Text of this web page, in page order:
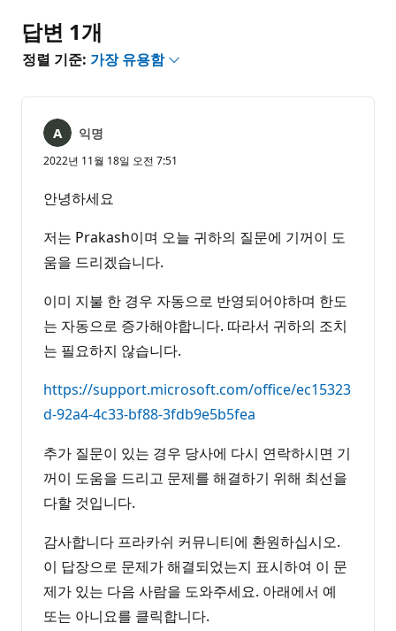
음
답변 1개
정렬 기준: 가장 유용함
익명
2022년 11월 18일 오전 7:51
안녕하세요
저는 Prakash이며 오늘 귀하의 질문에 기꺼이 도
움을 드리겠습니다.
이미 지불 한 경우 자동으로 반영되어야하며 한도
는 자동으로 증가해야합니다. 따라서 귀하의 조치
는 필요하지 않습니다.
https://support.microsoft.com/office/ec15323
d-92a4-4c33-bf88-3fdb9e5b5fea
추가 질문이 있는 경우 당사에 다시 연락하시면 기
꺼이 도움을 드리고 문제를 해결하기 위해 최선을
다할 것입니다.
감사합니다 프라카쉬 커뮤니티에 환원하십시오.
이 답장으로 문제가 해결되었는지 표시하여 이 문
제가 있는 다음 사람을 도와주세요. 아래에서 예
또는 아니요를 클릭합니다.